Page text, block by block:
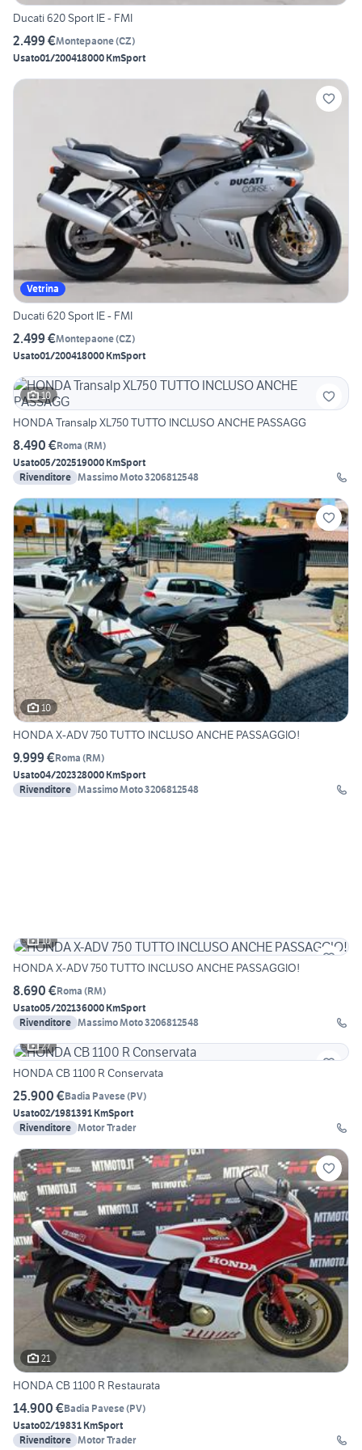
Ducati 620 Sport IE - FMI
2.499 €Montepaone(CZ)
Usato01/200418000 KmSport
Vetrina
Ducati 620 Sport IE - FMI
2.499 €Montepaone(CZ)
Usato01/200418000 KmSport
10
HONDA Transalp XL750 TUTTO INCLUSO ANCHE PASSAGG
8.490 €Roma (RM)
Usato05/202519000 KmSport
Rivenditore Massimo Moto 3206812548
10
HONDA X-ADV 750 TUTTO INCLUSO ANCHE PASSAGGIO!
9.999 €Roma (RM)
Usato04/202328000 KmSport
Rivenditore Massimo Moto 3206812548
10
HONDA X-ADV 750 TUTTO INCLUSO ANCHE PASSAGGIO!
8.690 €Roma (RM)
Usato05/202136000 KmSport
Rivenditore Massimo Moto 3206812548
27
HONDA CB 1100 R Conservata
25.900 €Badia Pavese(PV)
Usato02/1981391 KmSport
Rivenditore Motor Trader
21
HONDA CB 1100 R Restaurata
14.900 €Badia Pavese(PV)
Usato02/19831 KmSport
Rivenditore Motor Trader